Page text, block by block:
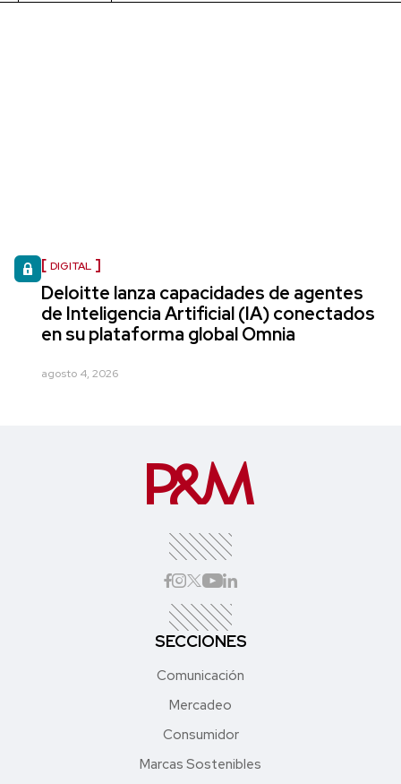
DIGITAL
Deloitte lanza capacidades de agentes
de Inteligencia Artificial (IA) conectados
en su plataforma global Omnia
agosto 4, 2026
SECCIONES
Comunicación
Mercadeo
Consumidor
Marcas Sostenibles